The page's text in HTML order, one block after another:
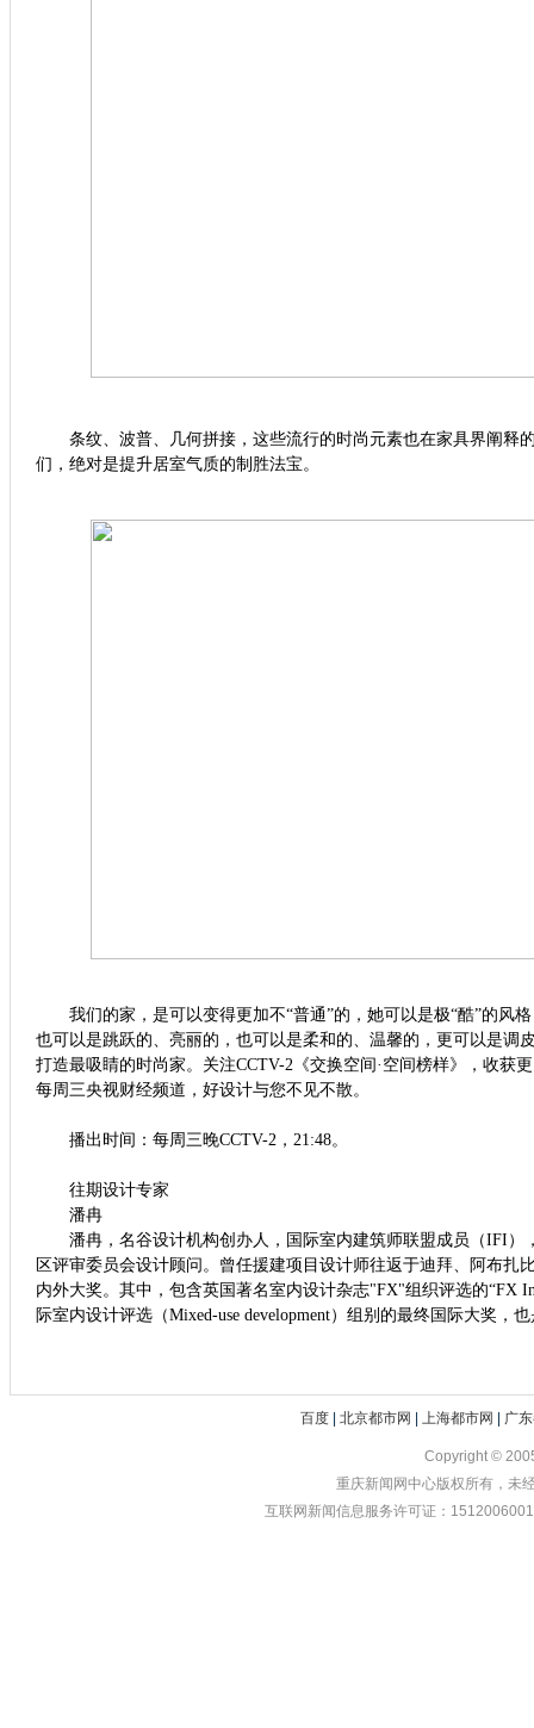
条纹、波普、几何拼接，这些流行的时尚元素也在家具界阐释
们，绝对是提升居室气质的制胜法宝。
我们的家，是可以变得更加不“普通”的，她可以是极“酷”的风
也可以是跳跃的、亮丽的，也可以是柔和的、温馨的，更可以是调
打造最吸睛的时尚家。关注CCTV-2 《交换空间·空间榜样》，收获
每周三央视财经频道，好设计与您不见不散。
播出时间：每周三晚CCTV-2 ， 21:48。
往期设计专家
潘冉
潘冉，名谷设计机构创办人，国际室内建筑师联盟成员（IFI ）
区评审委员会设计顾问。曾任援建项目设计师往返于迪拜、阿布扎
内外大奖。其中，包含英国著名室内设计杂志"FX"组织评选的“FX
际室内设计评选（Mixed-use development）组别的最终国际大奖，也
百度| 北京都市网 上海都市网 广
Copyright ©
重庆新闻网中心版权所有，未
互联网新闻信息服务许可证：